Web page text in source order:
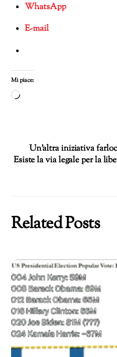
WhatsApp
E-mail
Mi piace:
Caricamento
Un’altra iniziativa
Esiste la via legale per la
Related Posts